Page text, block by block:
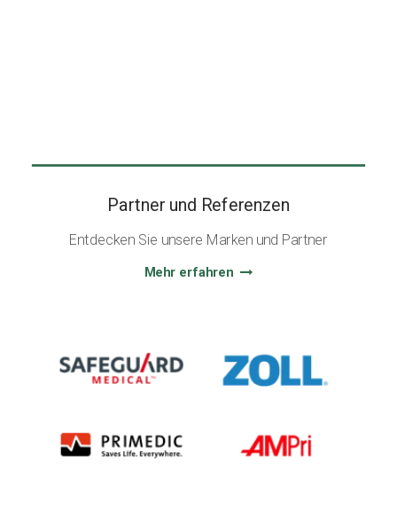
Partner und Referenzen
Entdecken Sie unsere Marken und Partner
Mehr erfahren